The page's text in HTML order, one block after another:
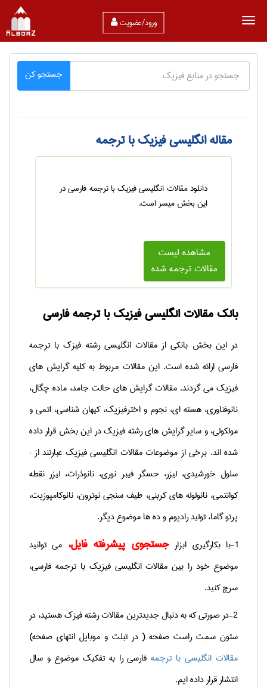
ورود/عضویت
جستجو کن
مقاله انگلیسی فیزیک با ترجمه
دانلود مقالات انگلیسی فیزیک با ترجمه فارسی در
این بخش میسر است.
مشاهده لیست
مقالات ترجمه شده
بانک مقالات انگلیسی فیزیک با ترجمه فارسی
در این بخش بانکی از مقالات انگلیسی رشته فیزک با ترجمه
فارسی ارائه شده است. این مقالات مربوط به کلیه گرایش های
فیزیک می گردند. مقالات گرایش های حالت جامد، ماده چگال،
نانوفناوری، هسته ای، نجوم و اخترفیزیک، کیهان شناسی، اتمی و
مولکولی، و سایر گرایش های رشته فیزیک در این بخش قرار داده
شده اند. برخی از موضوعات مقالات انگلیسی فیزیک عبارتند از :
سلول خورشیدی، لیزر، حسگر فیبر نوری، نانوذرات، لیزر نقطه
کوانتمی، نانولوله های کربنی، طیف سنجی نوترون، نانوکامپوزیت،
پرتو گاما، تولید رادیوم و ده ها موضوع دیگر.
1-با بکارگیری ابزار
جستجوی پیشرفته فایل، می توانید
موضوع خود را بین مقالات انگلیسی فیزیک با ترجمه فارسی،
سرچ کنید.
2-در صورتی که به دنبال جدیدترین مقالات رشته فیزک هستید، در
ستون سمت راست صفحه ( در تبلت و موبایل انتهای صفحه)
مقالات انگلیسی با ترجمه فارسی را به تفکیک موضوع و سال
انتشار قرار داده ایم.